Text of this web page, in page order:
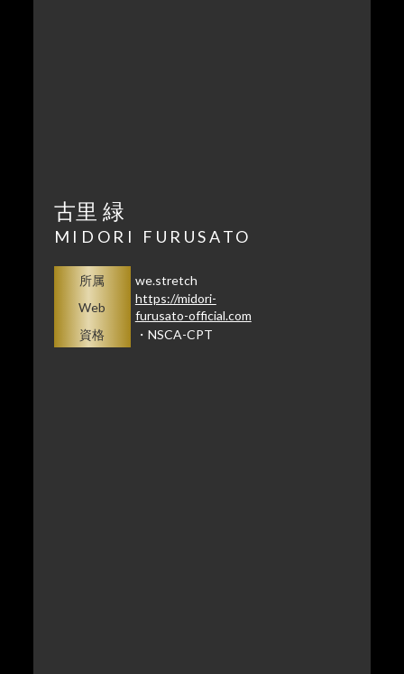
古里 緑
MIDORI FURUSATO
所属
we.stretch
Web
https://midori-
furusato-official.com
資格
・NSCA-CPT